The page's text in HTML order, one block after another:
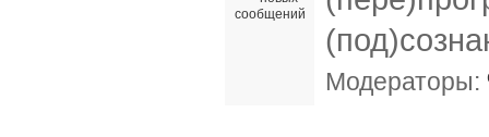
Модераторы: